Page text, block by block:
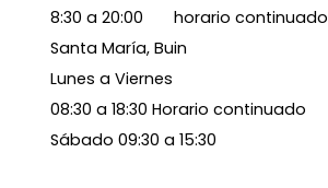
8:30 a 20:00 horario continuado
Santa María, Buin
Lunes a Viernes
08:30 a 18:30 Horario continuado
Sábado 09:30 a 15:30